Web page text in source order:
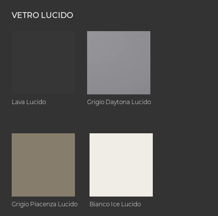
VETRO LUCIDO
Lava Lucido Grigio Daytona Lucido
Grigio Piacenza Lucido Bianco Ice Lucido